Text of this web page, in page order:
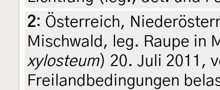
2: Österreich,
Mischwald, leg. Raupe in
xylosteum) 20. Juli 2011,
Freilandbedingungen